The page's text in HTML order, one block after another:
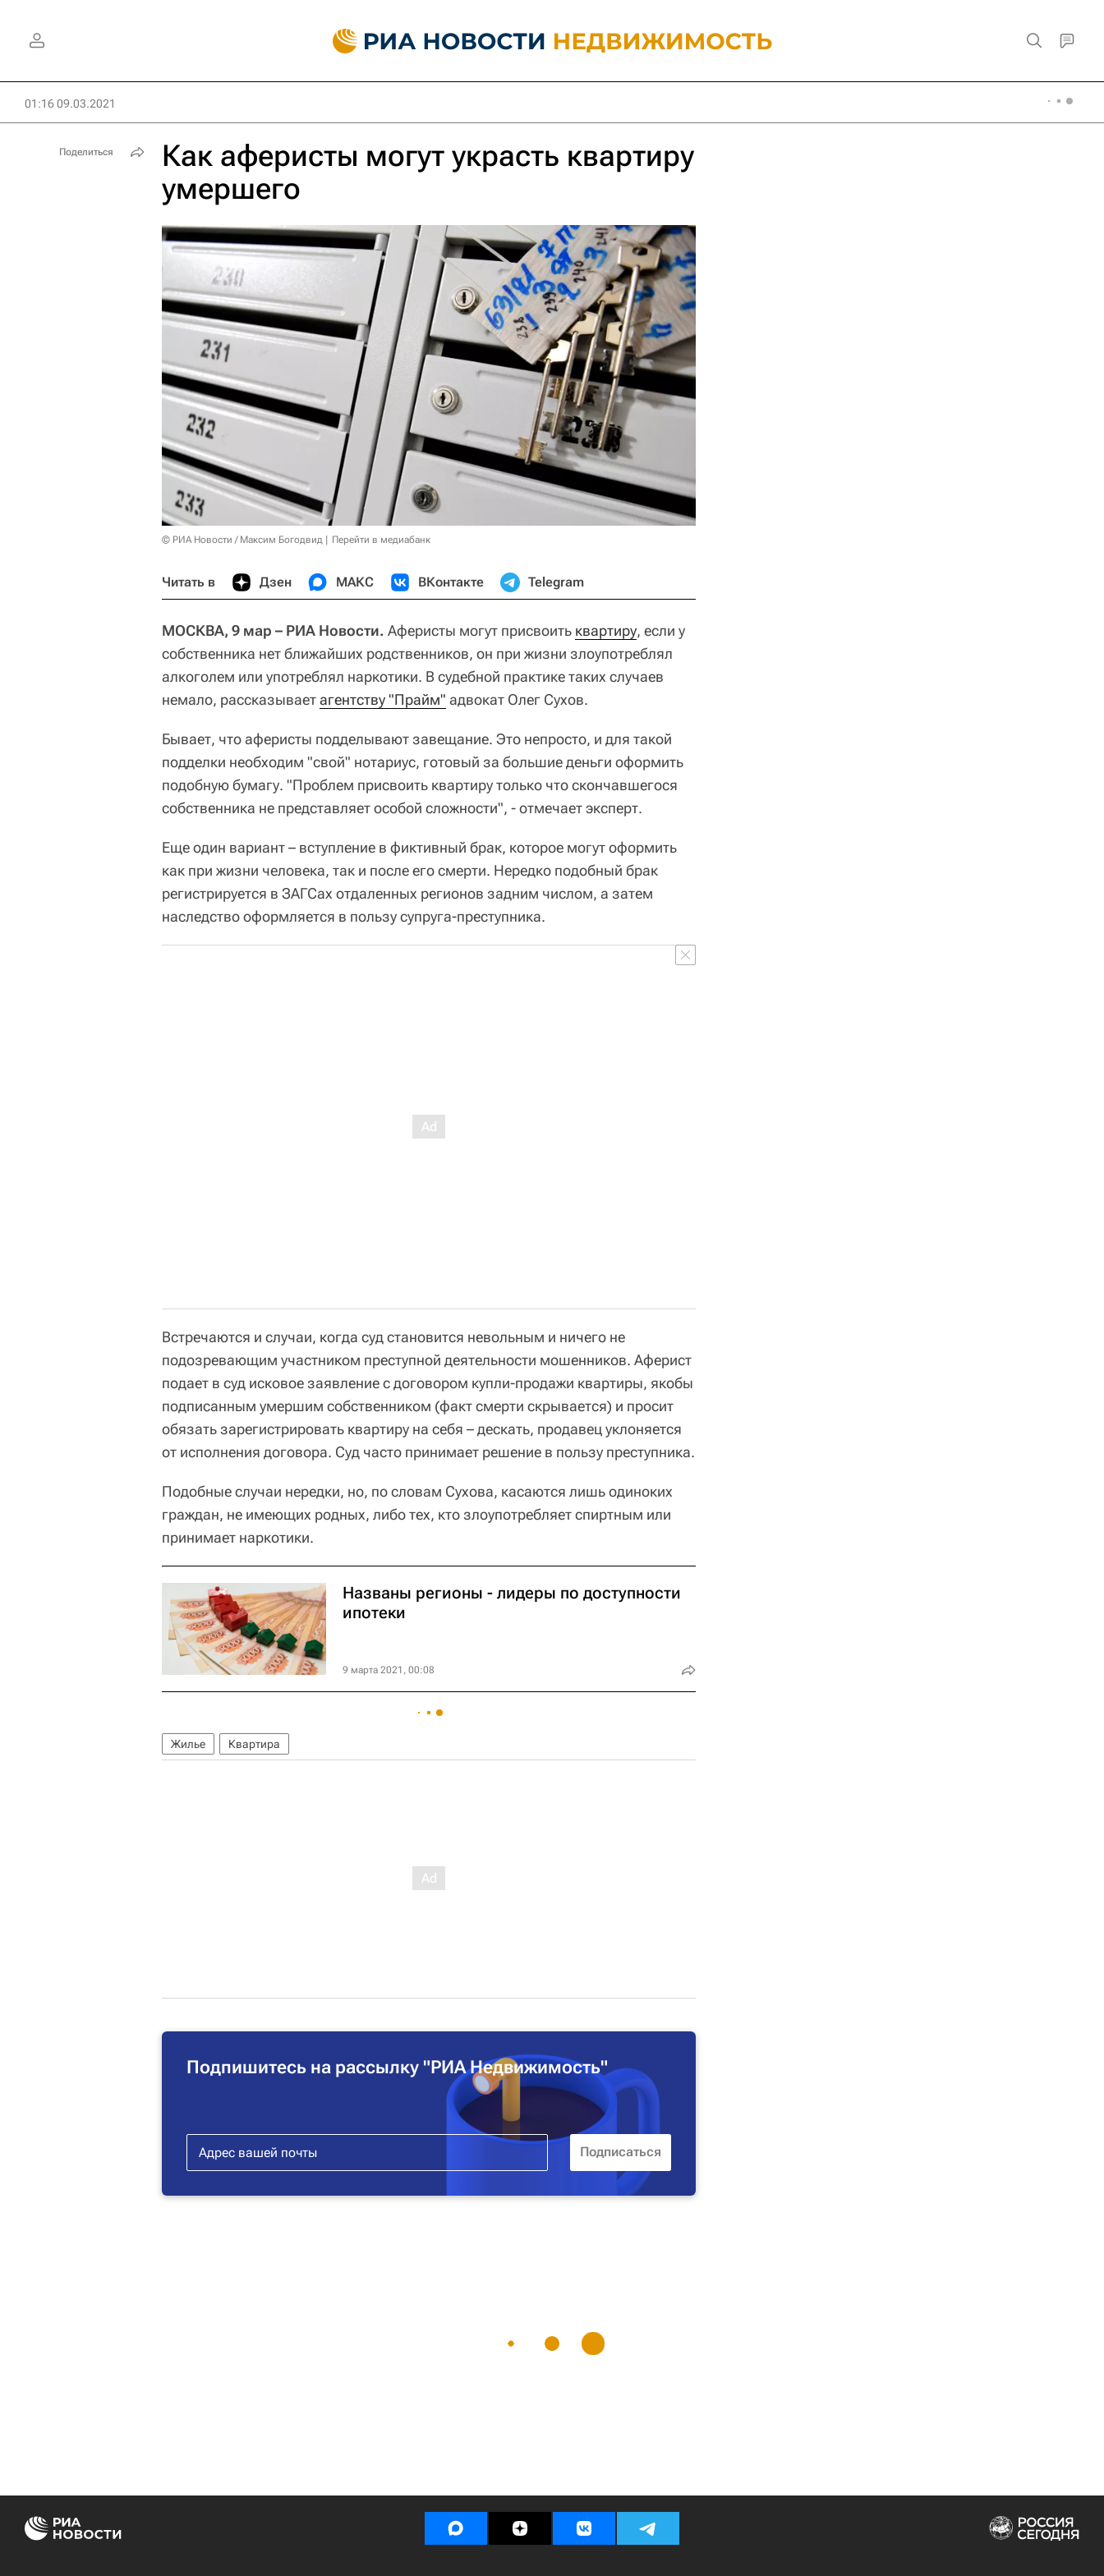
01:16 09.03.2021
Как аферисты могут украсть квартиру
умершего
© РИА Новости / Максим Богодвид Перейти в медиабанк
Читать в Дзен МАКС ВКонтакте Telegram
МОСКВА, 9 мар – РИА Новости. Аферисты могут присвоить квартиру, если у
собственника нет ближайших родственников, он при жизни злоупотреблял
алкоголем или употреблял наркотики. В судебной практике таких случаев
немало, рассказываетагентству "Прайм" адвокат Олег Сухов.
Бывает, что аферисты подделывают завещание. Это непросто, и для такой
подделки необходим "свой" нотариус, готовый за большие деньги оформить
подобную бумагу. "Проблем присвоить квартиру только что скончавшегося
собственника не представляет особой сложности", - отмечает эксперт.
Еще один вариант – вступление в фиктивный брак, которое могут оформить
как при жизни человека, так и после его смерти. Нередко подобный брак
регистрируется в ЗАГСах отдаленных регионов задним числом, а затем
наследство оформляется в пользу супруга-преступника.
Встречаются и случаи, когда суд становится невольным и ничего не
подозревающим участником преступной деятельности мошенников. Аферист
подает в суд исковое заявление с договором купли-продажи квартиры, якобы
подписанным умершим собственником (факт смерти скрывается) и просит
обязать зарегистрировать квартиру на себя – дескать, продавец уклоняется
от исполнения договора. Суд часто принимает решение в пользу преступника.
Подобные случаи нередки, но, по словам Сухова, касаются лишь одиноких
граждан, не имеющих родных, либо тех, кто злоупотребляет спиртным или
принимает наркотики.
Названы регионы - лидеры по доступности
ипотеки
9 марта 2021, 00:08
Жилье Квартира
Подпишитесь на рассылку "РИА Недвижимость"
Поделиться